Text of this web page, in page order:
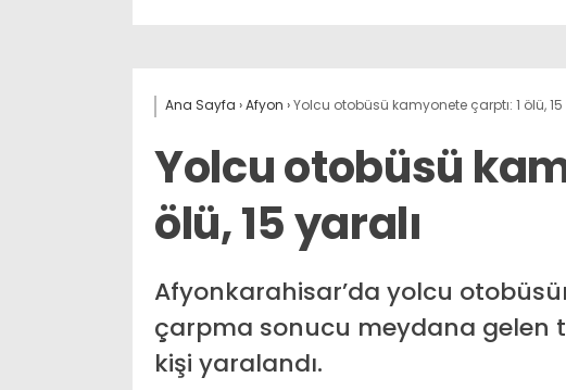
Ana Sayfa ›Afyon ›Yolcu otobüsü kamyonete çarptı: 1 ölü, 15
Yolcu otobüsü
ölü, 15 yaralı
Afyonkarahisar’da yolcu
çarpma sonucu meydana gelen
kişi yaralandı.